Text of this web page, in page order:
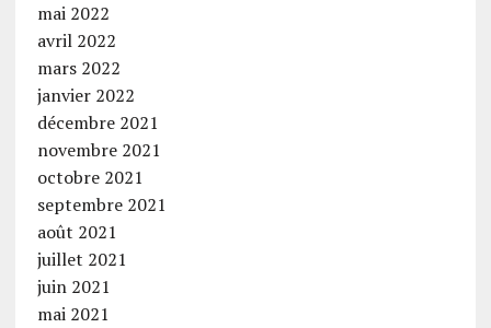
mai 2022
avril 2022
mars 2022
janvier 2022
décembre 2021
novembre 2021
octobre 2021
septembre 2021
août 2021
juillet 2021
juin 2021
mai 2021